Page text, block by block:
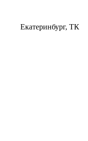
Екатеринбург, ТК